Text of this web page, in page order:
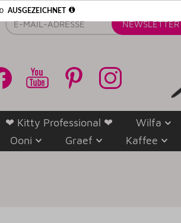
E-
Mail-
NEWSLETTER
❤ Kitty Professional ❤ Wilfa
Ooni Graef Kaffee